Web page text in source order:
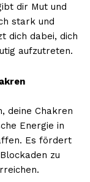
dir Mut und
stark und
dich dabei, dich
aufzutreten.
deine Chakren
Energie in
Es fördert
zu